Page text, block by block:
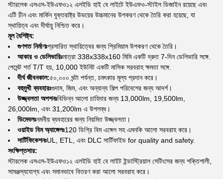
স্টারলেক এসএস-ইউএফও১২ এলইডি হাই বে লাইটে ইউএফও-স্টাইল ডিজাইন রয়েছে এবং
এটি চীন এবং মার্কিন যুক্তরাষ্ট্র উভয়ের উচ্চমানের উপকরণ থেকে তৈরি করা হয়েছে, যা
স্থায়িত্ব এবং দীর্ঘায়ু নিশ্চিত করে।
মূল বৈশিষ্ট্য:
গুণগত নির্মাণঃপ্রসারিত স্থায়িত্বের জন্য প্রিমিয়াম উপকরণ থেকে তৈরি।
আকার ও ডেলিভারিঃমাত্রা 338x338x160 মিমি একটি দ্রুত 7-দিন ডেলিভারি সঙ্গে.
পেমেন্ট শর্ত T/T হয়, 10,000 ইউনিট একটি মাসিক সরবরাহ ক্ষমতা সঙ্গে.
দীর্ঘ জীবনকাল:৫০,০০০ ঘন্টা পর্যন্ত, চমৎকার মূল্য প্রদান করে।
বহুমুখী ব্যবহারঃগুদাম, জিম, এবং অন্যান্য শিল্প পরিবেশের জন্য আদর্শ।
উজ্জ্বলতা অপশনঃবিভিন্ন আলো চাহিদার জন্য 13,000lm, 19,500lm,
26,000lm, এবং 31,200lm এ উপলব্ধ।
ডিমেবলঃনমনীয় ব্যবহারের জন্য নিয়মিত উজ্জ্বলতা।
ওয়াইড বিম অ্যাঙ্গেলঃ120 ডিগ্রি বিম এঙ্গেল সহ এমনকি আলো সরবরাহ করে।
সার্টিফিকেশনঃUL, ETL, এবং DLC সার্টিফাইড for quality and safety.
সংক্ষিপ্তসার:
স্টারলেক এসএস-ইউএফও১২ এলইডি হাই বে লাইট ইন্ডাস্ট্রিয়াল সেটিংসের জন্য শক্তিশালী,
সামঞ্জস্যযোগ্য এবং সমানভাবে বিতরণ করা আলো সরবরাহ করে।